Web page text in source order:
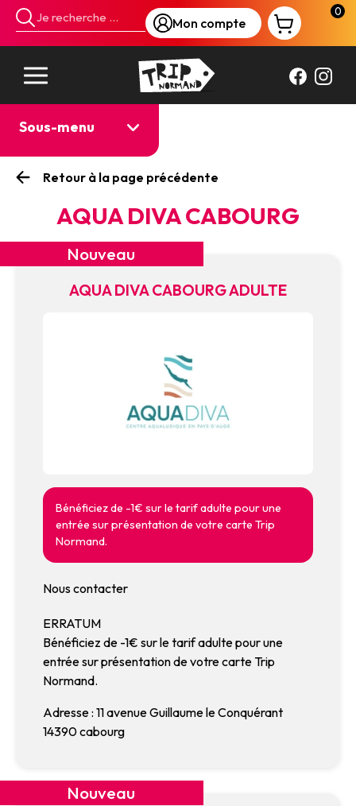
Mon compte
0
Sous-menu
Retour à la page précédente
AQUA DIVA CABOURG
AQUA DIVA CABOURG ADULTE
Bénéficiez de -1€ sur le tarif adulte pour une
entrée sur présentation de votre carte Trip
Normand.
Nous contacter
Nouveau
ERRATUM
Bénéficiez de -1€ sur le tarif adulte pour une
entrée sur présentation de votre carte Trip
Normand.
Adresse : 11 avenue Guillaume le Conquérant
14390 cabourg
Nouveau
Panneau de gestion des cookies